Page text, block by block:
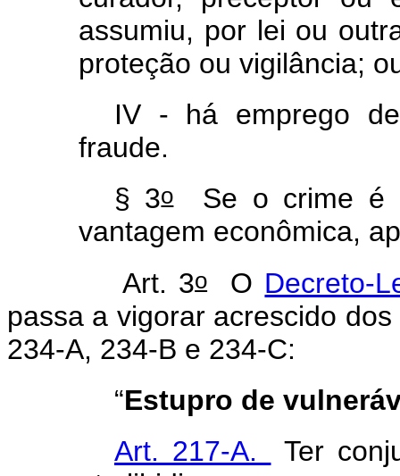
assumiu, por lei ou
proteção ou vigilância;
IV - há emprego
fraude.
§ 3oSe o crime é
vantagem econômica,
Art. 3oO Decreto-
passa a vigorar acrescido
234-A, 234-B e 234-C:
“Estupro de
Art. 217-A.
Ter